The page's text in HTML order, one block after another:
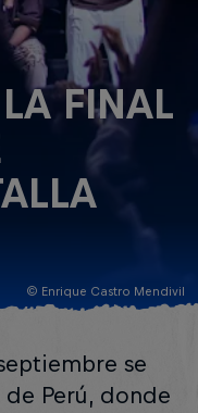
© Enrique Castro Mendivil
FINAL
se
de Perú, donde